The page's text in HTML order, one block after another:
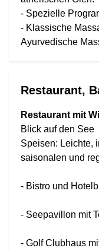
- Spezielle
- Klassische
Ayurvedische
Restaurant,
Restaurant mit
Blick auf den See
Speisen: Leichte,
saisonalen und
- Bistro und
- Seepavillon mit
- Golf Clubhaus